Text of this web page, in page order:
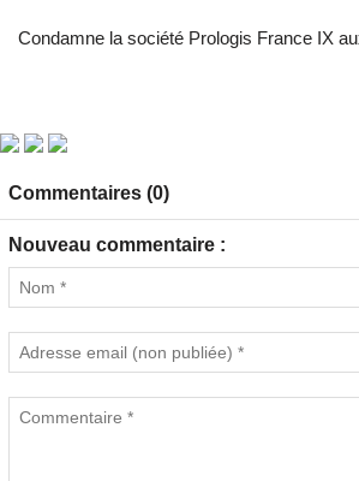
Condamne la société Prologis France IX
Commentaires (0)
Nouveau commentaire :